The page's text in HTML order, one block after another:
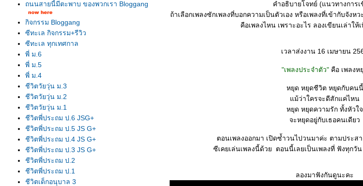
ถนนสายนี้มีตะพาบ ของพวกเรา Bloggang
กิจกรรม Bloggang
ซีทะเล กิจกรรม+รีวิว
ซีทะเล ทุกเทศกาล
พี่ ม.6
พี่ ม.5
พี่ ม.4
ชีวิตวัยวุ่น ม.3
ชีวิตวัยวุ่น ม.2
ชีวิตวัยวุ่น ม.1
ชีวิตพี่ประถม ป.6 JSG+
ชีวิตพี่ประถม ป.5 JS G+
ชีวิตพี่ประถม ป.4 JS G+
ชีวิตพี่ประถม ป.3 JS G+
ชีวิตพี่ประถม ป.2
ชีวิตพี่ประถม ป.1
ชีวิตเด็กอนุบาล 3
คำอธิบายโจทย์ (แนวทางการ
ถ้าเลือกเพลงซักเพลงที่บอกความเป็นตัวเอง หรือเพลงที่เข้ากับจัง
คือเพลงไหน เพราะอะไร ลองเขียนเล่าใ
เวลาส่งงาน 16 เมษายน
"เพลงประจำตัว"คือ เพลงห
หยุด หยุดชีวิต หยุดกับคนนี้
ม้ว่าใครจะดีสักแค่ไหน
หยุด หยุดความรัก ทั้งหัวใจ
จะหยุดอยู่กับเธอคนเดียว
ตอนเพลงออกมา เปิดซ้ำวนไปวนมาค่ะ ตามประ
ซีเคยเล่นเพลงนี้ด้วย ตอนนี้เลยเป็นเพลงที่ ฟังทุกวั
ลองมาฟังกันดูนะคะ